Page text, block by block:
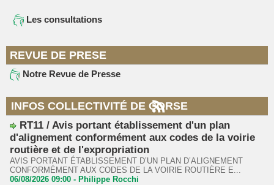
Les consultations
REVUE DE PRESE
Notre Revue de Presse
INFOS COLLECTIVITÉ DE CORSE
RT11 / Avis portant établissement d'un plan
d'alignement conformément aux codes de la voirie
routière et de l'expropriation
AVIS PORTANT ÉTABLISSEMENT D’UN PLAN D’ALIGNEMENT
CONFORMÉMENT AUX CODES DE LA VOIRIE ROUTIÈRE E...
06/08/2026 09:00 - Philippe Rocchi